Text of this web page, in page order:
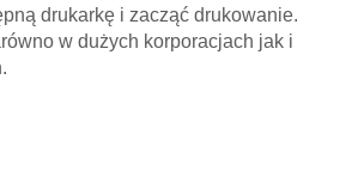
drukarkę i zacząć drukowanie.
w dużych korporacjach jak i